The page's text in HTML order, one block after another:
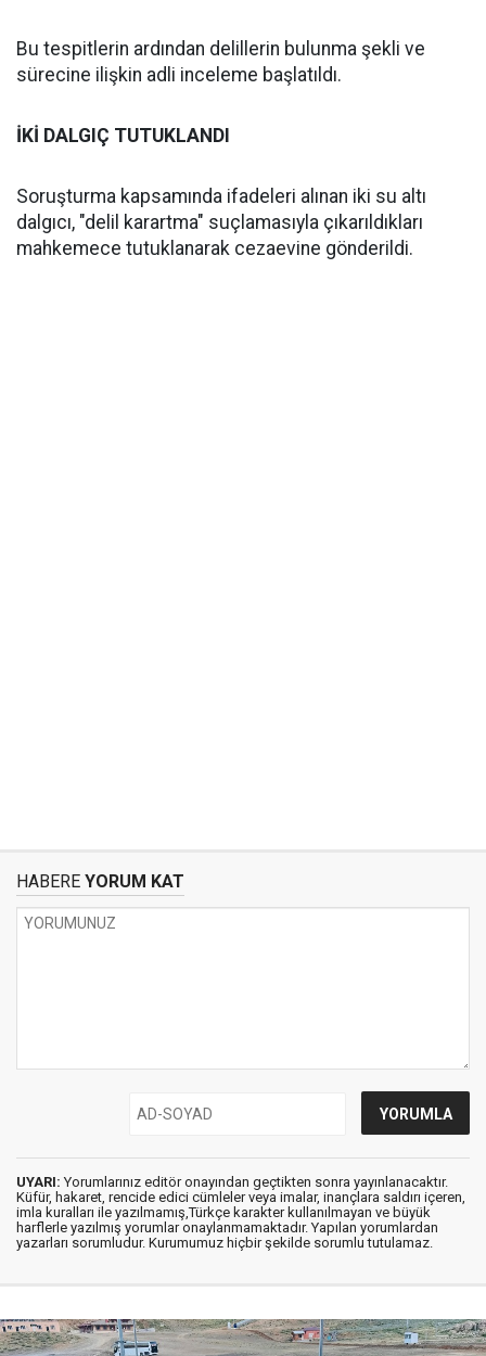
Bu tespitlerin ardından delillerin bulunma şekli ve
sürecine ilişkin adli inceleme başlatıldı.
İKİ DALGIÇ TUTUKLANDI
Soruşturma kapsamında ifadeleri alınan iki su altı
dalgıcı, "delil karartma" suçlamasıyla çıkarıldıkları
mahkemece tutuklanarak cezaevine gönderildi.
HABERE YORUM KAT
UYARI: Yorumlarınız editör onayından geçtikten sonra yayınlanacaktır.
Küfür, hakaret, rencide edici cümleler veya imalar, inançlara saldırı içeren,
imla kuralları ile yazılmamış,Türkçe karakter kullanılmayan ve büyük
harflerle yazılmış yorumlar onaylanmamaktadır. Yapılan yorumlardan
yazarları sorumludur. Kurumumuz hiçbir şekilde sorumlu tutulamaz.